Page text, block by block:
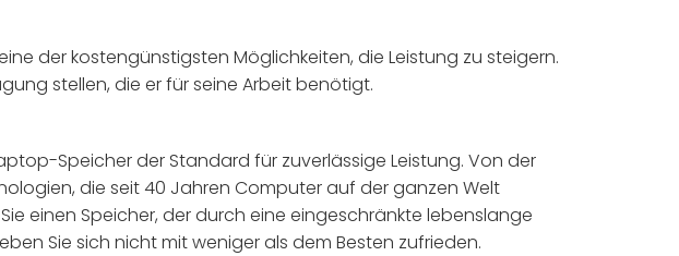
der kostengünstigsten Möglichkeiten, die Leistung zu steigern.
stellen, die er für seine Arbeit benötigt.
Speicher der Standard für zuverlässige Leistung. Von der
die seit 40 Jahren Computer auf der ganzen Welt
einen Speicher, der durch eine eingeschränkte lebenslange
Sie sich nicht mit weniger als dem Besten zufrieden.